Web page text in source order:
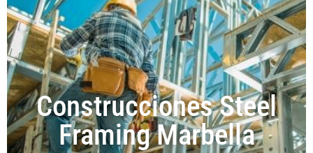
Construcciones Steel
Framing Marbella